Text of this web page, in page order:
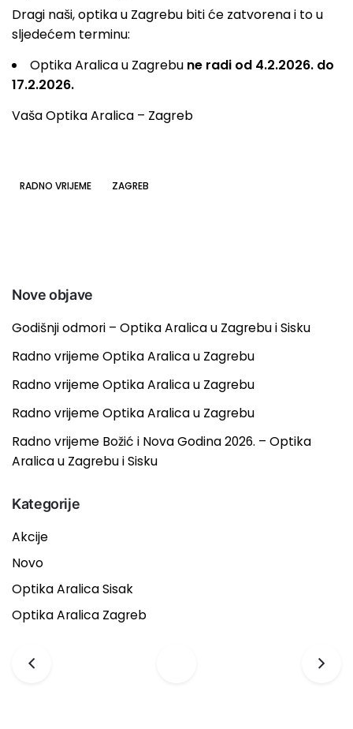
Dragi naši, optika u Zagrebu biti će zatvorena i to u
sljedećem terminu:
Optika Aralica u Zagrebu ne radi od 4.2.2026. do
17.2.2026.
Vaša Optika Aralica – Zagreb
RADNO VRIJEME ZAGREB
Nove objave
Godišnji odmori – Optika Aralica u Zagrebu i Sisku
Radno vrijeme Optika Aralica u Zagrebu
Radno vrijeme Optika Aralica u Zagrebu
Radno vrijeme Optika Aralica u Zagrebu
Radno vrijeme Božić i Nova Godina 2026. – Optika
Aralica u Zagrebu i Sisku
Kategorije
Akcije
Novo
Optika Aralica Sisak
Optika Aralica Zagreb